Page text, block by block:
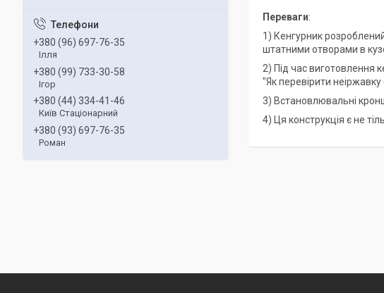
Переваги:
1) Кенгурник
штатними отворами в
2) Під час виготовлення
"Як перевірити
3) Встановлювальні
4) Ця конструкція є не
+380 (96) 697-76-35
Ілля
+380 (99) 733-30-58
Ігор
+380 (44) 334-41-46
Київ Стаціонарний
+380 (93) 697-76-35
Роман